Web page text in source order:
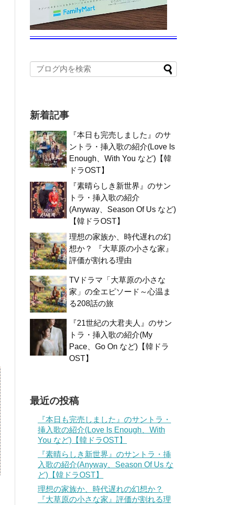
新着記事
『本日も完売しました』のサ
ントラ・挿入歌の紹介(Love Is
Enough、With You など)【韓
ドラOST】
『素晴らしき新世界』のサン
トラ・挿入歌の紹介
(Anyway、Season Of Us など)
【韓ドラOST】
理想の家族か、時代遅れの幻
想か？ 『大草原の小さな家』
評価が割れる理由
TVドラマ「大草原の小さな
家」の全エピソード～心温ま
る208話の旅
『21世紀の大君夫人』のサン
トラ・挿入歌の紹介(My
Pace、Go On など)【韓ドラ
OST】
最近の投稿
『本日も完売しました』のサントラ・
挿入歌の紹介(Love Is Enough、With
You など)【韓ドラOST】
『素晴らしき新世界』のサントラ・挿
入歌の紹介(Anyway、Season Of Us な
ど)【韓ドラOST】
理想の家族か、時代遅れの幻想か？
『大草原の小さな家』評価が割れる理